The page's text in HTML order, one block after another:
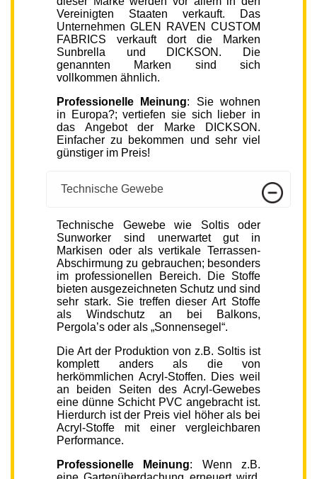
Vereinigten Staaten verkauft. Das
Unternehmen GLEN RAVEN CUSTOM
FABRICS verkauft dort die Marken
Sunbrella und DICKSON. Die
genannten Marken sind sich
vollkommen ähnlich.
Professionelle Meinung: Sie wohnen
in Europa?; vertiefen sie sich lieber in
das Angebot der Marke DICKSON.
Einfacher zu bekommen und sehr viel
günstiger im Preis!
Technische Gewebe
Technische Gewebe wie Soltis oder
Sunworker sind unerwartet gut in
Markisen oder als vertikale Terrassen-
Abschirmung zu gebrauchen; besonders
im professionellen Bereich. Die Stoffe
bieten ausgezeichneten Schutz und sind
sehr stark. Sie treffen dieser Art Stoffe
als Windschutz an bei Balkons,
Pergola’s oder als „Sonnensegel“.
Die Art der Produktion von z.B. Soltis ist
komplett anders als die von
herkömmlichen Acryl-Stoffen. Dies weil
an beiden Seiten des Acryl-Gewebes
eine dünne Schicht PVC angebracht ist.
Hierdurch ist der Preis viel höher als bei
Acryl-Stoffe mit einer vergleichbaren
Performance.
Professionelle Meinung: Wenn z.B.